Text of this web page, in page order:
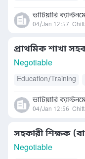
ভাটিয়ারি
04/Jan 12:57
প্রাথমিক শাখা
Negotiable
Education/Training
ভাটিয়ারি
04/Jan 12:56
সহকারী শিক্ষক
Negotiable